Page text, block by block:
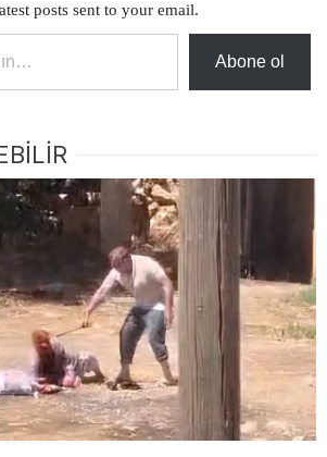
posts sent to your email.
Abone ol